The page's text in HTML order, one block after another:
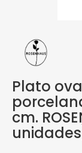
Plato
cm.